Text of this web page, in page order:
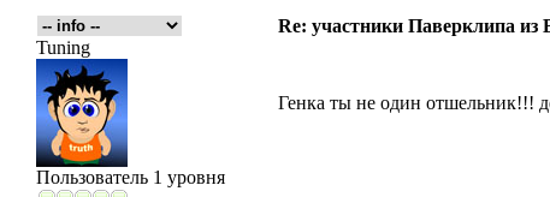
Re: участники Паверклипа из
Tuning
Пользователь 1 уровня
Генка ты не один отшельник!!!